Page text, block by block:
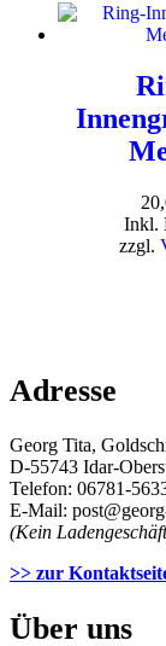
Inkl.
zzgl.
Adresse
Georg Tita,
D-55743 Idar-
Telefon: 06781-
E-Mail:
(Kein
>> zur
Über uns